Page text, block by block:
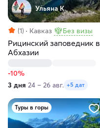
Ульяна К.
(1) Кавказ Без визы
Рицинский заповедник в
Абхазии
-10%
3 дня 24 – 26 авг. +5 дат
Туры в горы